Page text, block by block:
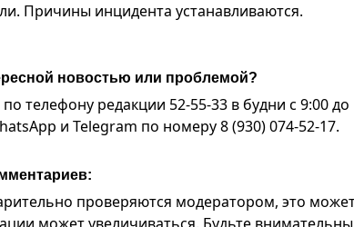
Причины инцидента устанавливаются.
новостью или проблемой?
телефону редакции 52-55-33 в будни с 9:00
и Telegram по номеру 8 (930) 074-52-17.
проверяются модератором, это